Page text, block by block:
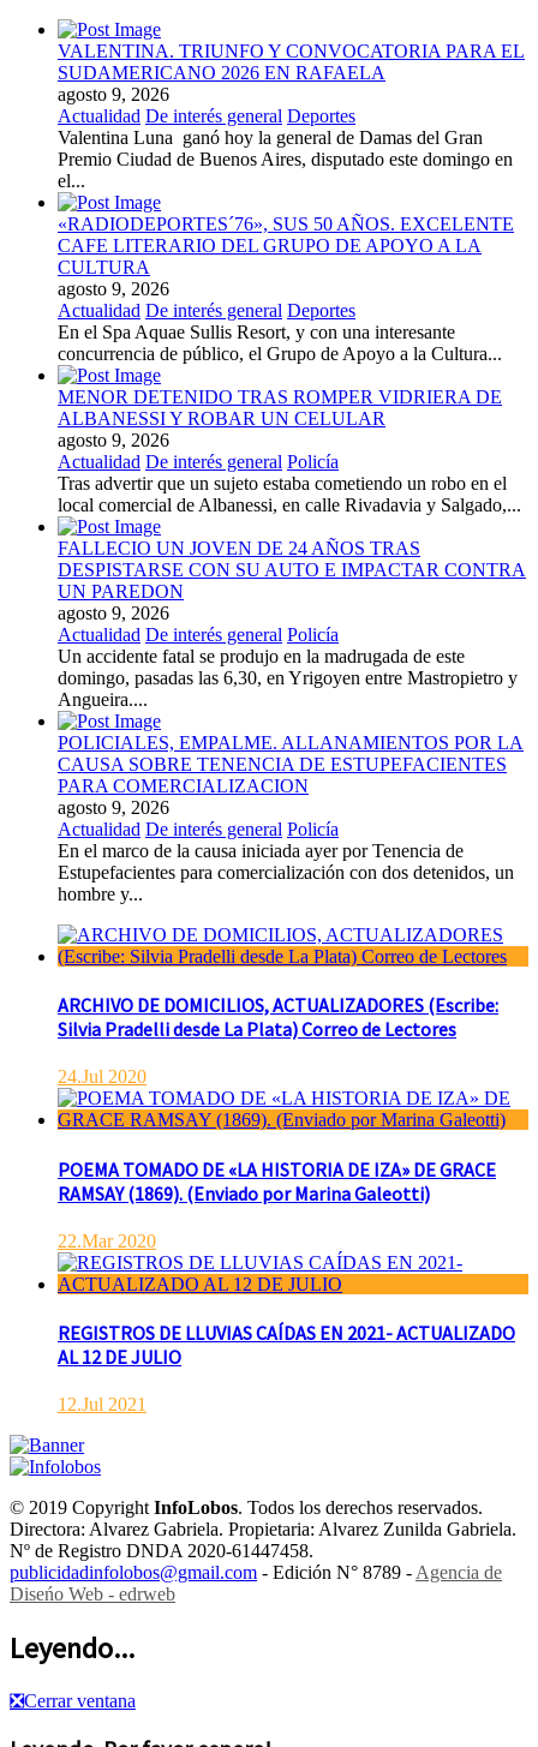
VALENTINA. TRIUNFO Y CONVOCATORIA PARA EL
SUDAMERICANO 2026 EN RAFAELA
agosto 9, 2026
Actualidad De interés general Deportes
Valentina Luna ganó hoy la general de Damas del Gran
Premio Ciudad de Buenos Aires, disputado este domingo en
el...
«RADIODEPORTES´76», SUS 50 AÑOS. EXCELENTE
CAFE LITERARIO DEL GRUPO DE APOYO A LA
CULTURA
agosto 9, 2026
Actualidad De interés general Deportes
En el Spa Aquae Sullis Resort, y con una interesante
concurrencia de público, el Grupo de Apoyo a la Cultura...
MENOR DETENIDO TRAS ROMPER VIDRIERA DE
ALBANESSI Y ROBAR UN CELULAR
agosto 9, 2026
Actualidad De interés general Policía
Tras advertir que un sujeto estaba cometiendo un robo en el
local comercial de Albanessi, en calle Rivadavia y Salgado,...
FALLECIO UN JOVEN DE 24 AÑOS TRAS
DESPISTARSE CON SU AUTO E IMPACTAR CONTRA
UN PAREDON
agosto 9, 2026
Actualidad De interés general Policía
Un accidente fatal se produjo en la madrugada de este
domingo, pasadas las 6,30, en Yrigoyen entre Mastropietro y
Angueira....
POLICIALES, EMPALME. ALLANAMIENTOS POR LA
CAUSA SOBRE TENENCIA DE ESTUPEFACIENTES
PARA COMERCIALIZACION
agosto 9, 2026
Actualidad De interés general Policía
En el marco de la causa iniciada ayer por Tenencia de
Estupefacientes para comercialización con dos detenidos, un
hombre y...
ARCHIVO DE DOMICILIOS, ACTUALIZADORES (Escribe:
Silvia Pradelli desde La Plata) Correo de Lectores
24.Jul 2020
POEMA TOMADO DE «LA HISTORIA DE IZA» DE GRACE
RAMSAY (1869). (Enviado por Marina Galeotti)
22.Mar 2020
REGISTROS DE LLUVIAS CAÍDAS EN 2021- ACTUALIZADO
AL 12 DE JULIO
12.Jul 2021
© 2019 CopyrightInfoLobos. Todos los derechos reservados.
Directora: Alvarez Gabriela. Propietaria: Alvarez Zunilda Gabriela.
Nº de Registro DNDA 2020-61447458.
publicidadinfolobos@gmail.com - Edición N° 8789 -Agencia de
Diseńo Web - edrweb
Leyendo...
❎Cerrar ventana